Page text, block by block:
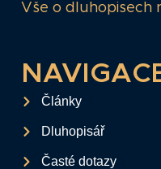
Vše o dluhopisech
Články
Dluhopisář
Časté dotazy